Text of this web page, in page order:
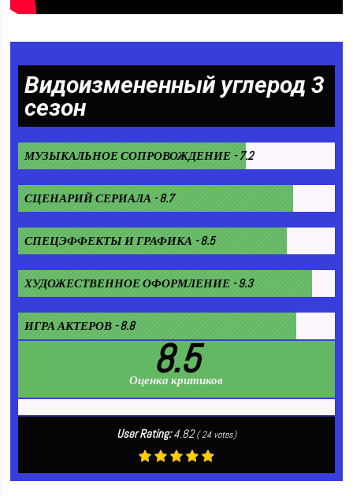
Видоизмененный углерод 3
сезон
МУЗЫКАЛЬНОЕ СОПРОВОЖДЕНИЕ - 7.2
СЦЕНАРИЙ СЕРИАЛА - 8.7
СПЕЦЭФФЕКТЫ И ГРАФИКА - 8.5
ХУДОЖЕСТВЕННОЕ ОФОРМЛЕНИЕ - 9.3
ИГРА АКТЕРОВ - 8.8
8.5
Оценка критиков
User Rating:4.82 (24votes)